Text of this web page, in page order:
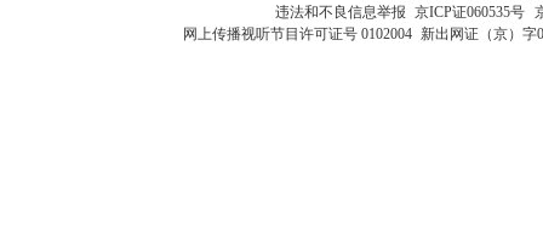
违法和不良信息举报 京ICP证060535号
网上传播视听节目许可证号 0102004 新出网证（京）